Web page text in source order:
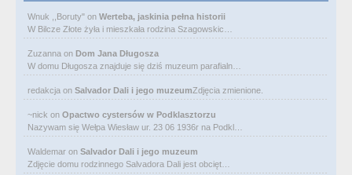
Wnuk ,,Boruty" on Werteba, jaskinia pełna historii
W Bilcze Złote żyła i mieszkała rodzina Szagowskic…
Zuzanna on Dom Jana Długosza
W domu Długosza znajduje się dziś muzeum parafialn…
redakcja on Salvador Dali i jego muzeumZdjęcia zmienione.
~nick on Opactwo cystersów w Podklasztorzu
Nazywam się Wełpa Wiesław ur. 23 06 1936r na Podkl…
Waldemar on Salvador Dali i jego muzeum
Zdjęcie domu rodzinnego Salvadora Dali jest obcięt…